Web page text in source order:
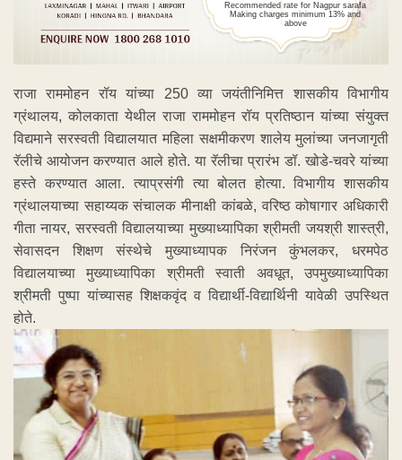
Recommended rate for Nagpur sarafa
Making charges minimum 13% and
above
राजा राममोहन रॉय यांच्या 250 व्या जयंतीनिमित्त शासकीय विभागीय
ग्रंथालय, कोलकाता येथील राजा राममोहन रॉय प्रतिष्ठान यांच्या संयुक्त
विद्यमाने सरस्वती विद्यालयात महिला सक्षमीकरण शालेय मुलांच्या जनजागृती
रॅलीचे आयोजन करण्यात आले होते. या रॅलीचा प्रारंभ डॉ. खोडे-चवरे यांच्या
हस्ते करण्यात आला. त्याप्रसंगी त्या बोलत होत्या. विभागीय शासकीय
ग्रंथालयाच्या सहाय्यक संचालक मीनाक्षी कांबळे, वरिष्ठ कोषागार अधिकारी
गीता नायर, सरस्वती विद्यालयाच्या मुख्याध्यापिका श्रीमती जयश्री शास्त्री,
सेवासदन शिक्षण संस्थेचे मुख्याध्यापक निरंजन कुंभलकर, धरमपेठ
विद्यालयाच्या मुख्याध्यापिका श्रीमती स्वाती अवधूत, उपमुख्याध्यापिका
श्रीमती पुष्पा यांच्यासह शिक्षकवृंद व विद्यार्थी-विद्यार्थिनी यावेळी उपस्थित
होते.